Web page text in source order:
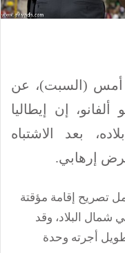
أمس (السبت)، عن
ألفانو، إن إيطاليا
بعد الاشتباه
إرهابي.
(41 عاما) يحمل تصريح إقامة مؤقتة
شمال البلاد، وقد
أجرته وحدة